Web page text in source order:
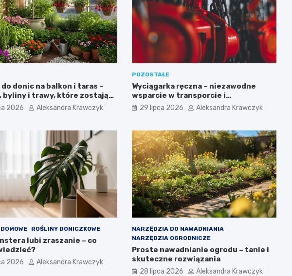
do donic na balkon i taras –
byliny i trawy, które zostają
2026 Aleksandra Krawczyk
POZOSTAŁE
Wyciągarka ręczna – niezawodne
wsparcie w transporcie i
podnoszeniu ciężkich ładunków
29 lipca 2026 Aleksandra Krawczyk
ROŚLINY DONICZKOWE
lubi zraszanie – co
2026 Aleksandra Krawczyk
NARZĘDZIA DO NAWADNIANIA
NARZĘDZIA OGRODNICZE
Proste nawadnianie ogrodu – tanie i
skuteczne rozwiązania
28 lipca 2026 Aleksandra Krawczyk